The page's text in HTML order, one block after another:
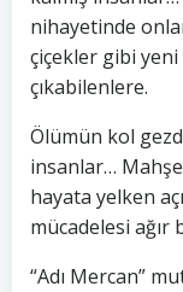
nihayetinde
çiçekler gibi
çıkabilenlere.
Ölümün kol
insanlar…
hayata yelken
mücadelesi
“Adı Mercan”